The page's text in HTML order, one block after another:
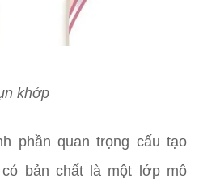
khớp
phần quan trọng cấu tạo
bản chất là một lớp mô